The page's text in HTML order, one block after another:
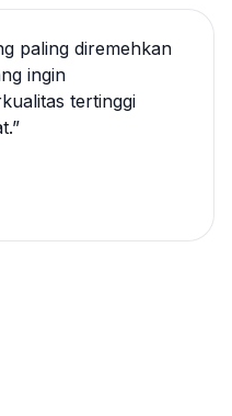
paling diremehkan
ingin
tertinggi
”